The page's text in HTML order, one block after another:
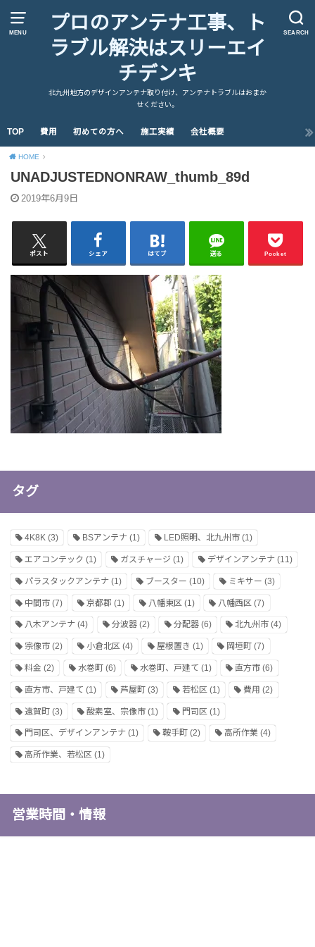
MENU SEARCH
プロのアンテナ工事、ト
ラブル解決はスリーエイ
チデンキ
北九州地方のデザインアンテナ取り付け、アンテナトラブルはおまか
せください。
TOP 費用 初めての方へ 施工実績 会社概要
HOME
UNADJUSTEDNONRAW_thumb_89d
2019年6月9日
ポスト シェア はてブ 送る Pocket
タグ
4K8K (3) BSアンテナ(1) LED照明、北九州市(1)
エアコンテック (1) ガスチャージ (1) デザインアンテナ(11)
パラスタックアンテナ (1) ブースター (10) ミキサー (3)
中間市 (7) 京都郡 (1) 八幡東区 (1) 八幡西区 (7)
八木アンテナ (4) 分波器(2) 分配器(6) 北九州市 (4)
宗像市 (2) 小倉北区(4) 屋根置き (1) 岡垣町 (7)
料金 (2) 水巻町(6) 水巻町、戸建て (1) 直方市 (6)
直方市、戸建て (1) 芦屋町(3) 若松区 (1) 費用 (2)
遠賀町 (3) 酸素室、宗像市(1) 門司区 (1)
門司区、デザインアンテナ (1) 鞍手町(2) 高所作業(4)
高所作業、若松区 (1)
営業時間・情報